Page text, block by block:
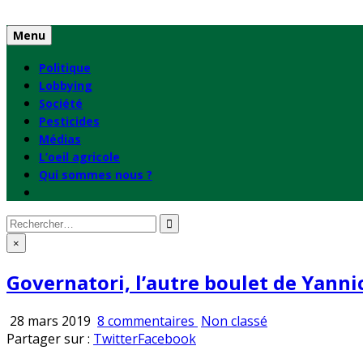
to
content
Menu
Politique
Lobbying
Société
Pesticides
Médias
L’oeil agricole
Qui sommes nous ?
Rechercher
: ×
Governatori, l’autre boulet de
28 mars 2019 8 commentaires sur
Publié
Non classé
Partager sur : TwitterFacebook